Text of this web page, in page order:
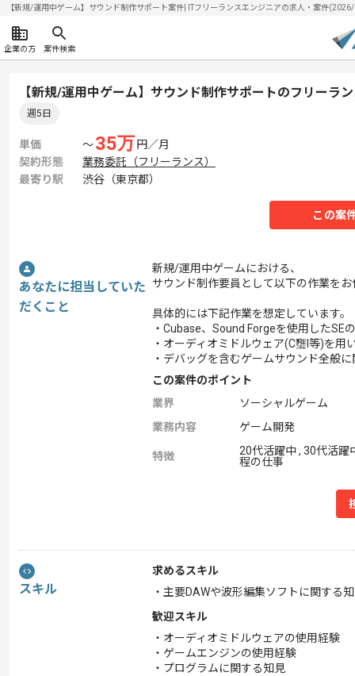
【新規/運用中ゲーム】サウンド制作サポート案件| ITフリーランスエンジニアの求人・案件
企業の方 案件検索
【新規/運用中ゲーム】サウンド制作サポートのフリーラ
週5日
単価 〜35万 円／月
契約形態
業務委託（フリーランス）
最寄り駅
渋谷（東京都）
この案
あなたに担当していた
だくこと
新規/運用中ゲームにおける、
サウンド制作要員として以下の作業を
具体的には下記作業を想定しています。
・Cubase、Sound Forgeを使用したSE
・オーディオミドルウェア(C㻾I等)を用
・デバッグを含むゲームサウンド全般
この案件のポイント
業界
ソーシャルゲーム
業務内容
ゲーム開発
特徴
20代活躍中 , 30代活躍
程の仕事
スキル
求めるスキル
・主要DAWや波形編集ソフトに関する
歓迎スキル
・オーディオミドルウェアの使用経験
・ゲームエンジンの使用経験
・プログラムに関する知見